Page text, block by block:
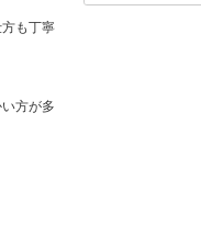
も丁寧
方が多